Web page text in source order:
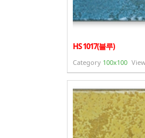
HS 1017(블루)
Category 100x100